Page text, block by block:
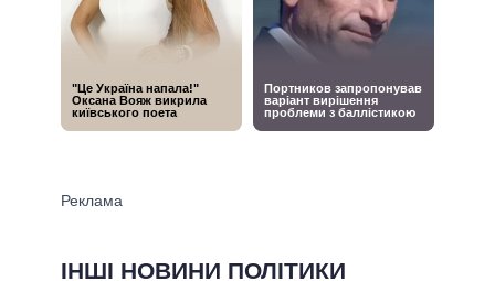
ІНШІ НОВИНИ ПОЛІТИКИ